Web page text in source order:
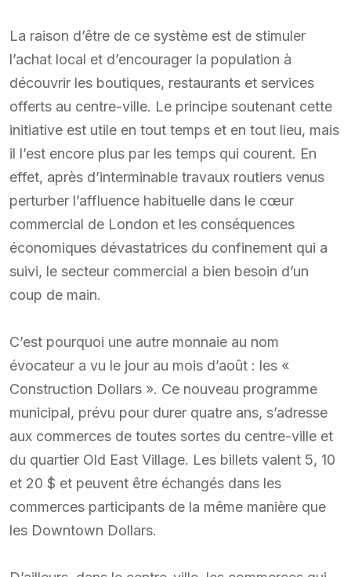
La raison d’être de ce système est de stimuler
l’achat local et d’encourager la population à
découvrir les boutiques, restaurants et services
offerts au centre-ville. Le principe soutenant cette
initiative est utile en tout temps et en tout lieu, mais
il l’est encore plus par les temps qui courent. En
effet, après d’interminable travaux routiers venus
perturber l’affluence habituelle dans le cœur
commercial de London et les conséquences
économiques dévastatrices du confinement qui a
suivi, le secteur commercial a bien besoin d’un
coup de main.
C’est pourquoi une autre monnaie au nom
évocateur a vu le jour au mois d’août : les «
Construction Dollars ». Ce nouveau programme
municipal, prévu pour durer quatre ans, s’adresse
aux commerces de toutes sortes du centre-ville et
du quartier Old East Village. Les billets valent 5, 10
et 20 $ et peuvent être échangés dans les
commerces participants de la même manière que
les Downtown Dollars.